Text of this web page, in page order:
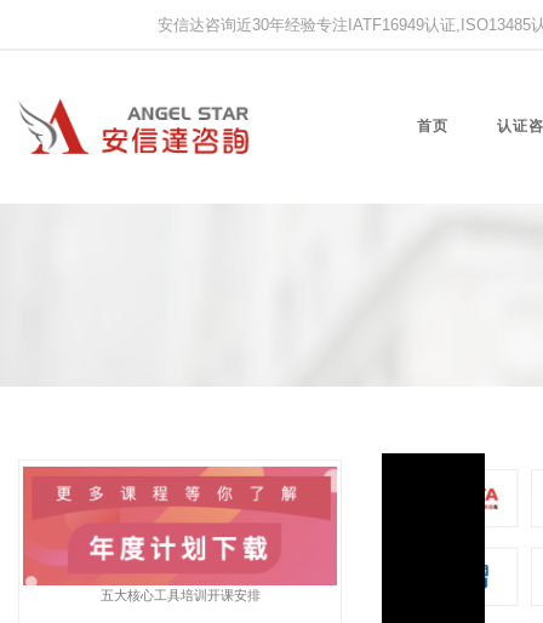
安信达咨询近30年经验专注IATF16949认证
首页 认证
五大核心工具培训开课安排